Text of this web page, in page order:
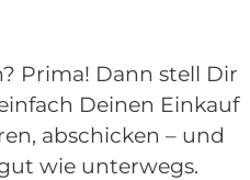
Prima! Dann stell Dir
Deinen Einkauf
abschicken – und
wie unterwegs.